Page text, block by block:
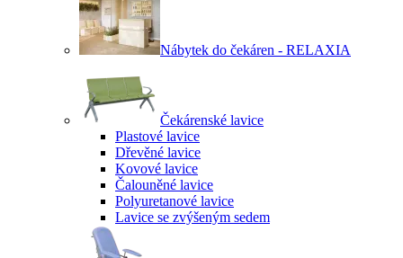
Nábytek do čekáren - RELAXIA
Čekárenské lavice
Plastové lavice
Dřevěné lavice
Kovové lavice
Čalouněné lavice
Polyuretanové lavice
Lavice se zvýšeným sedem